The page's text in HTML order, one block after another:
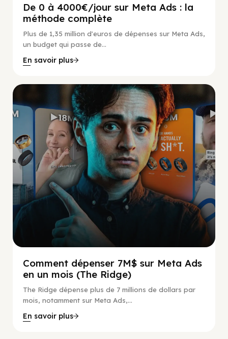
De 0 à 4000€/jour sur Meta Ads : la
méthode complète
Plus de 1,35 million d'euros de dépenses sur Meta Ads,
un budget qui passe de...
En savoir plus
Social Scaling
Comment dépenser 7M$ sur Meta Ads
en un mois (The Ridge)
The Ridge dépense plus de 7 millions de dollars par
mois, notamment sur Meta Ads,...
En savoir plus